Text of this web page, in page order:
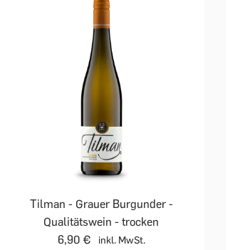
Tilman - Grauer Burgunder -
Qualitätswein - trocken
6,90 €
inkl. MwSt.